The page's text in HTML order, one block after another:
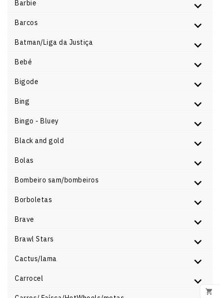

Barbie
Barcos
Batman/Liga da Justiça
Bebé
Bigode
Bing
Bingo - Bluey
Black and gold
Bolas
Bombeiro sam/bombeiros
Borboletas
Brave
Brawl Stars
Cactus/lama
Carrocel